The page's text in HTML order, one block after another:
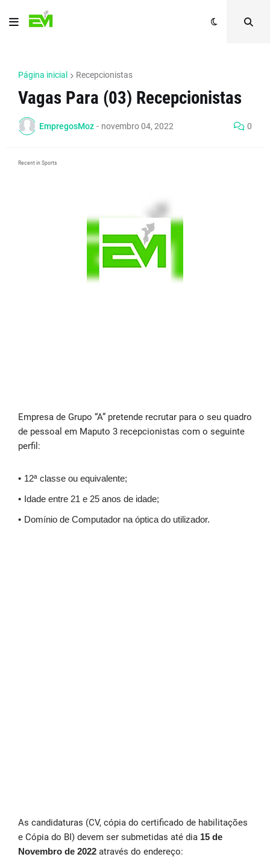
Página inicial Recepcionistas
Vagas Para (03) Recepcionistas
EmpregosMoz - novembro 04, 2022 0
Recent in Sports
Empresa de Grupo “A” pretende recrutar para o seu quadro
de pessoal em Maputo 3 recepcionistas com o seguinte
perfil:
12ª classe ou equivalente;
Idade entre 21 e 25 anos de idade;
Domínio de Computador na óptica do utilizador.
As candidaturas (CV, cópia do certificado de habilitações
e Cópia do BI) devem ser submetidas até dia 15 de
Novembro de 2022 através do endereço: